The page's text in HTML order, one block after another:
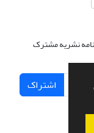
نشریه مشترک
اشتراک